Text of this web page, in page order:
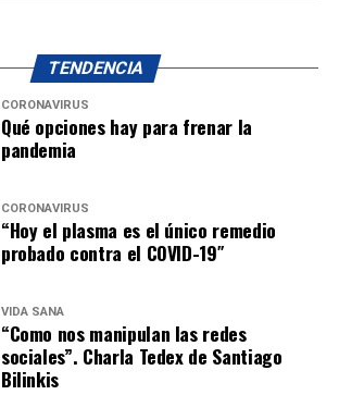
TENDENCIA
CORONAVIRUS
Qué opciones hay para frenar la
pandemia
CORONAVIRUS
“Hoy el plasma es el único remedio
probado contra el COVID-19″
VIDA SANA
“Como nos manipulan las redes
sociales”. Charla Tedex de Santiago
Bilinkis